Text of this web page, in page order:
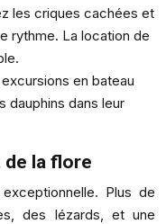
les criques cachées et
rythme. La location de
en bateau
dauphins dans leur
de la flore
Plus de
des lézards, et une